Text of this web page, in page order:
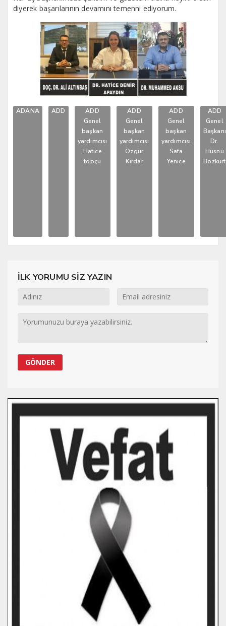
diyerek başarılarının devamını temenni ediyorum.
ADANA ADD
ADD
Genel
başkan
yardımcısı
Hatice
topçu
ADD
Genel
başkan
yardımcısı
Özgür
Kırdar
ADD
Genel
başkan
yardımcısı
Safa
Yenice
ADD
Genel
Başkanı
Dr.
Hüsnü
Bozkurt
İLK YORUMU SİZ YAZIN